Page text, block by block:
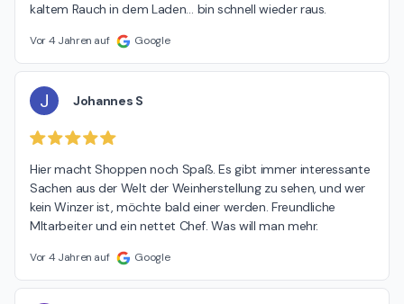
kaltem Rauch in dem Laden… bin schnell wieder raus.
Vor 4 Jahren auf Google
J Johannes S
Hier macht Shoppen noch Spaß. Es gibt immer interessante
Sachen aus der Welt der Weinherstellung zu sehen, und wer
kein Winzer ist, möchte bald einer werden. Freundliche
MItarbeiter und ein nettet Chef. Was will man mehr.
Vor 4 Jahren auf Google